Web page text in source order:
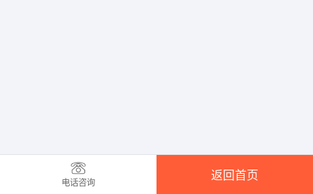
电话咨询
返回首页